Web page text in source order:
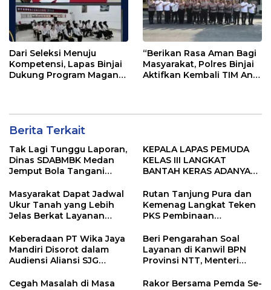
Dari Seleksi Menuju
Kompetensi, Lapas Binjai
Dukung Program Magang
“Berikan Rasa Aman Bagi
Masyarakat, Polres Binjai
Aktifkan Kembali TIM Anti
Berita Terkait
Tak Lagi Tunggu Laporan,
Dinas SDABMBK Medan
Jemput Bola Tangani
KEPALA LAPAS PEMUDA
KELAS III LANGKAT
BANTAH KERAS ADANYA
SELALU DITUTUPI
TENTANG SINDIKAT
PENIPU PENJUALAN EMAS
Masyarakat Dapat Jadwal
Ukur Tanah yang Lebih
Jelas Berkat Layanan
Rutan Tanjung Pura dan
Kemenag Langkat Teken
PKS Pembinaan
Keberadaan PT Wika Jaya
Mandiri Disorot dalam
Audiensi Aliansi SJG
Beri Pengarahan Soal
Layanan di Kanwil BPN
Provinsi NTT, Menteri
Pandang Masyarakat
Cegah Masalah di Masa
Rakor Bersama Pemda Se-